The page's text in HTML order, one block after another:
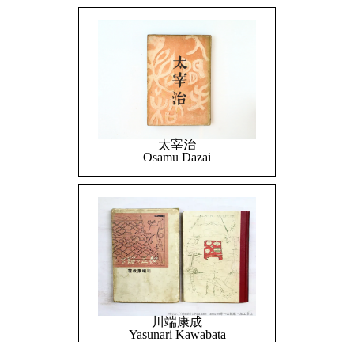
太宰治
Osamu Dazai
川端康成
Yasunari Kawabata